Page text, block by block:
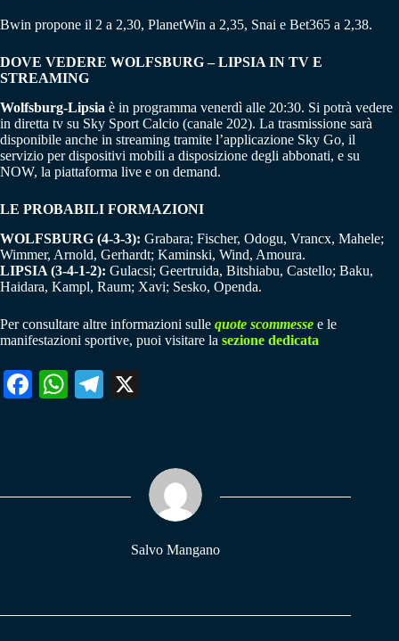
Bwin propone il 2 a 2,30, PlanetWin a 2,35, Snai e Bet365 a 2,38.
DOVE VEDERE WOLFSBURG – LIPSIAIN TV E
STREAMING
Wolfsburg-Lipsia è in programma venerdì alle 20:30. Si potrà vedere
in diretta tv su Sky Sport Calcio (canale 202). La trasmissione sarà
disponibile anche in streaming tramite l’applicazione Sky Go, il
servizio per dispositivi mobili a disposizione degli abbonati, e su
NOW, la piattaforma live e on demand.
LE PROBABILI FORMAZIONI
WOLFSBURG (4-3-3): Grabara; Fischer, Odogu, Vrancx, Mahele;
Wimmer, Arnold, Gerhardt; Kaminski, Wind, Amoura.
LIPSIA (3-4-1-2): Gulacsi; Geertruida, Bitshiabu, Castello; Baku,
Haidara, Kampl, Raum; Xavi; Sesko, Openda.
Per consultare altre informazioni sulle quote scommesse e le
manifestazioni sportive, puoi visitare la sezione dedicata
Fa W
pp
Te
m
Salvo Mangano